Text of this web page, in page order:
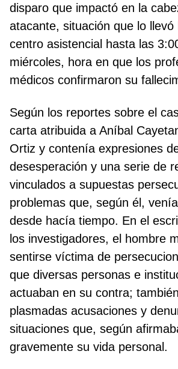
disparo que impactó en la
atacante, situación que lo llevó
centro asistencial hasta las
miércoles, hora en que los
médicos confirmaron su
Según los reportes sobre el
carta atribuida a Aníbal
Ortiz y contenía expresiones
desesperación y una serie de
vinculados a supuestas
problemas que, según él,
desde hacía tiempo. En el
los investigadores, el hombre
sentirse víctima de
que diversas personas e
actuaban en su contra;
plasmadas acusaciones y
situaciones que, según
gravemente su vida personal.